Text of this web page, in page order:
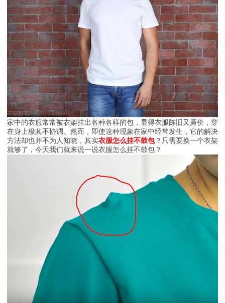
家中的衣服常常被衣架挂出各种各样的包，显得衣服陈旧又廉价，穿
在身上极其不协调。然而，即使这种现象在家中经常发生，它的解决
方法却也并不为人知晓，其实衣服怎么挂不鼓包？只需要换一个衣架
就够了，今天我们就来说一说衣服怎么挂不鼓包？